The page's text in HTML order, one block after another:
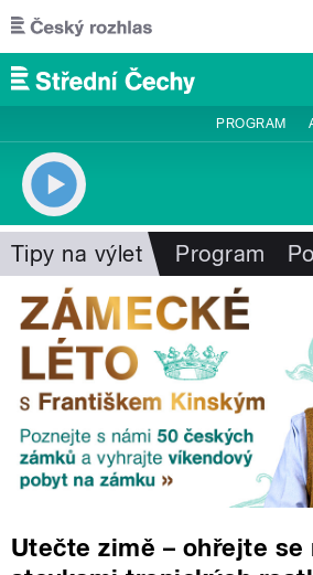
Přejít k hlavnímu obsahu
PROGRAM
Tipy na výlet Program
Utečte zimě – ohřejte se